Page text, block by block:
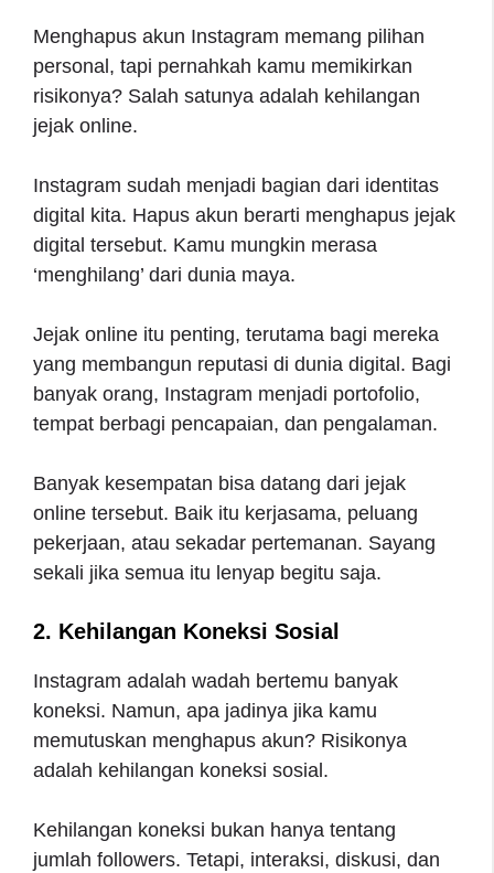
Menghapus akun Instagram memang pilihan
personal, tapi pernahkah kamu memikirkan
risikonya? Salah satunya adalah kehilangan
jejak online.
Instagram sudah menjadi bagian dari identitas
digital kita. Hapus akun berarti menghapus jejak
digital tersebut. Kamu mungkin merasa
‘menghilang’ dari dunia maya.
Jejak online itu penting, terutama bagi mereka
yang membangun reputasi di dunia digital. Bagi
banyak orang, Instagram menjadi portofolio,
tempat berbagi pencapaian, dan pengalaman.
Banyak kesempatan bisa datang dari jejak
online tersebut. Baik itu kerjasama, peluang
pekerjaan, atau sekadar pertemanan. Sayang
sekali jika semua itu lenyap begitu saja.
2. Kehilangan Koneksi Sosial
Instagram adalah wadah bertemu banyak
koneksi. Namun, apa jadinya jika kamu
memutuskan menghapus akun? Risikonya
adalah kehilangan koneksi sosial.
Kehilangan koneksi bukan hanya tentang
jumlah followers. Tetapi, interaksi, diskusi, dan